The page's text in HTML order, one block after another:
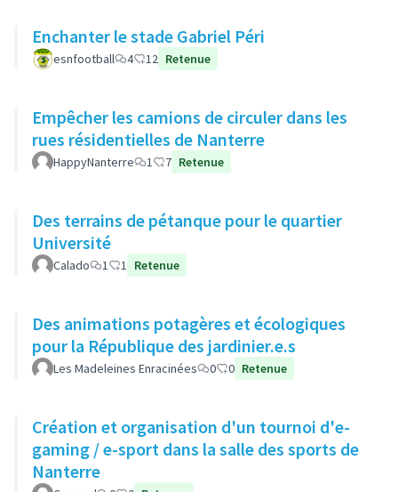
Enchanter le stade Gabriel Péri
esnfootball 4 12 Retenue
Empêcher les camions de circuler dans les
rues résidentielles de Nanterre
HappyNanterre 1 7 Retenue
Des terrains de pétanque pour le quartier
Université
Calado 1 1 Retenue
Des animations potagères et écologiques
pour la République des jardinier.e.s
Les Madeleines Enracinées 0 0 Retenue
Création et organisation d'un tournoi d'e-
gaming / e-sport dans la salle des sports de
Nanterre